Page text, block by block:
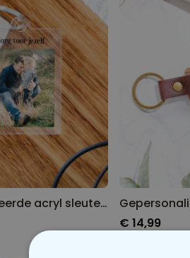
Gepersonaliseerde acryl sleutelhanger met foto en tekst
€ 14,99